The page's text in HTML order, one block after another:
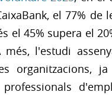
el 77%
el 45% supera el
més, l'estudi